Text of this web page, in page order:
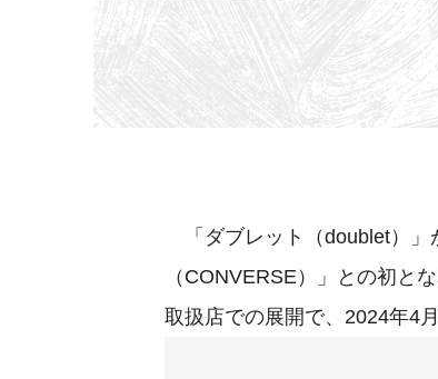
「ダブレット（doublet）」
（CONVERSE）」との初と
取扱店での展開で、2024年4